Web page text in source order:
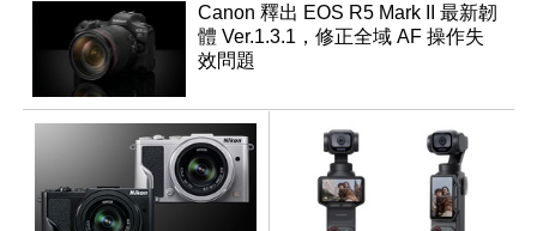
Canon 釋出 EOS R5 Mark II 最新韌
體 Ver.1.3.1，修正全域 AF 操作失
效問題